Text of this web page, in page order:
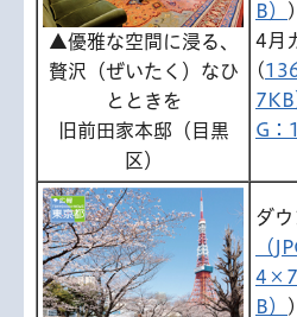
▲優雅な空間に浸る、
贅沢（ぜいたく）なひ
とときを
旧前田家本邸（目黒
区）
B）
)
4月
(
7KB
G：
ダ
（
B）
)